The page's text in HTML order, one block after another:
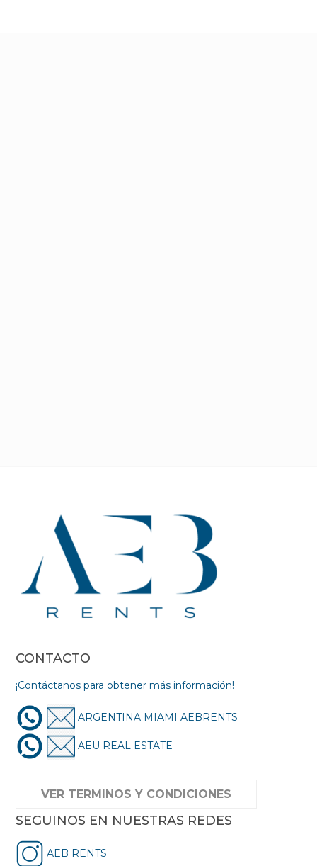
CONTACTO
¡Contáctanos para obtener más información!
ARGENTINA MIAMI AEBRENTS
AEU REAL ESTATE
VER TERMINOS Y CONDICIONES
SEGUINOS EN NUESTRAS REDES
AEB RENTS